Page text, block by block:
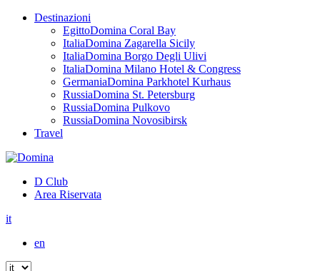
Destinazioni
EgittoDomina Coral Bay
ItaliaDomina Zagarella Sicily
ItaliaDomina Borgo Degli Ulivi
ItaliaDomina Milano Hotel & Congress
GermaniaDomina Parkhotel Kurhaus
RussiaDomina St. Petersburg
RussiaDomina Pulkovo
RussiaDomina Novosibirsk
Travel
D Club
Area Riservata
it
en